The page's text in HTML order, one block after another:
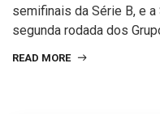
semifinais da Série B, e
segunda rodada dos
READ MORE